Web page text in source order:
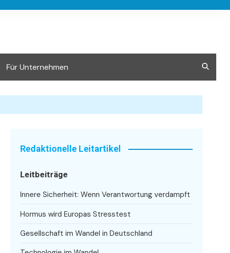
Für Unternehmen
Redaktionelle Leitartikel
Leitbeiträge
Innere Sicherheit: Wenn Verantwortung verdampft
Hormus wird Europas Stresstest
Gesellschaft im Wandel in Deutschland